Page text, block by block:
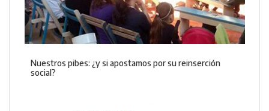
Nuestros pibes: ¿y si apostamos por su reinserción
social?